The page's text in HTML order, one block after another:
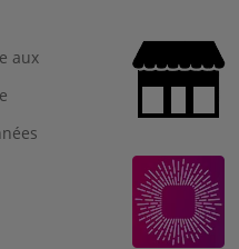
aux
e